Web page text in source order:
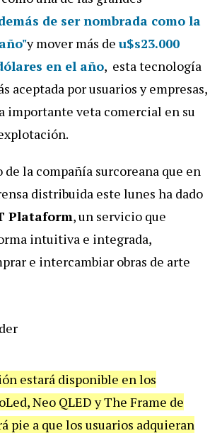
de ser nombrada como la
"y mover más de u$s23.000
en el año, esta tecnología
aceptada por usuarios y empresas,
importante veta comercial en su
de la compañía surcoreana que en
distribuida este lunes ha dado
Plataform, un servicio que
intuitiva e integrada,
e intercambiar obras de arte
estará disponible en los
Neo QLED y The Frame de
pie a que los usuarios adquieran